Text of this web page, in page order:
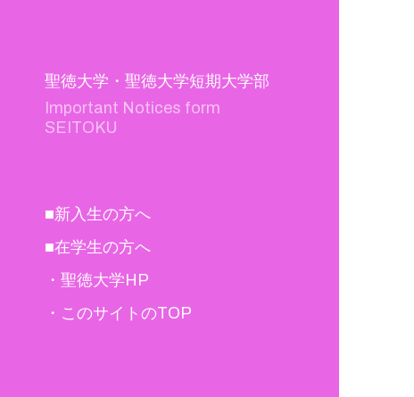
聖徳大学・聖徳大学短期大学部
Important Notices form
SEITOKU
■新入生の方へ
■在学生の方へ
・聖徳大学HP
・このサイトのTOP